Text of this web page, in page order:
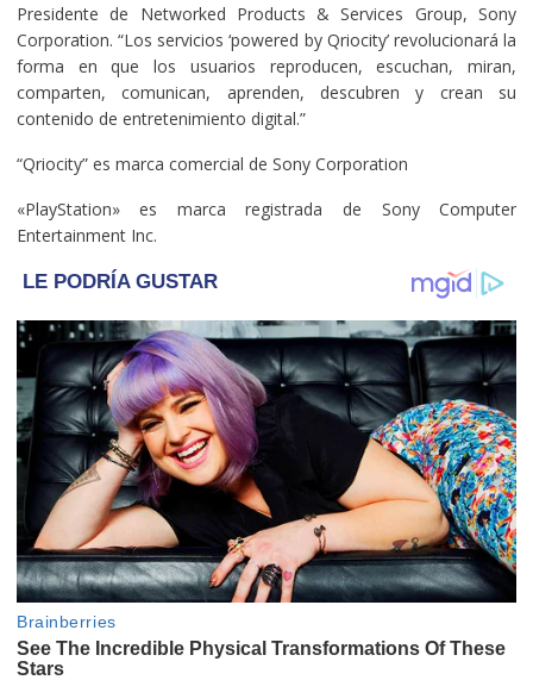
Presidente de Networked Products & Services Group, Sony
Corporation. “Los servicios ‘powered by Qriocity’ revolucionará la
forma en que los usuarios reproducen, escuchan, miran,
comparten, comunican, aprenden, descubren y crean su
contenido de entretenimiento digital.”
“Qriocity” es marca comercial de Sony Corporation
«PlayStation» es marca registrada de Sony Computer
Entertainment Inc.